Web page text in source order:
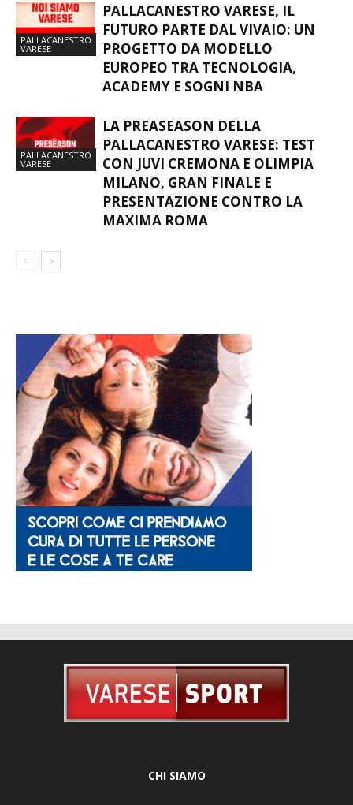
PALLACANESTRO
VARESE
PALLACANESTRO VARESE, IL
FUTURO PARTE DAL VIVAIO: UN
PROGETTO DA MODELLO
EUROPEO TRA TECNOLOGIA,
ACADEMY E SOGNI NBA
PALLACANESTRO
VARESE
LA PREASEASON DELLA
PALLACANESTRO VARESE: TEST
CON JUVI CREMONA E OLIMPIA
MILANO, GRAN FINALE E
PRESENTAZIONE CONTRO LA
MAXIMA ROMA
CHI SIAMO